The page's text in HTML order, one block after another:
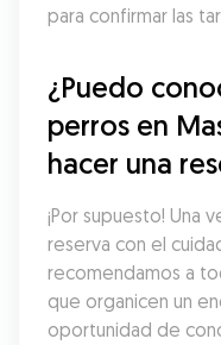
para confirmar las
¿Puedo
perros en
hacer una
¡Por supuesto! Una
reserva con el
recomendamos a
que organicen un
oportunidad de